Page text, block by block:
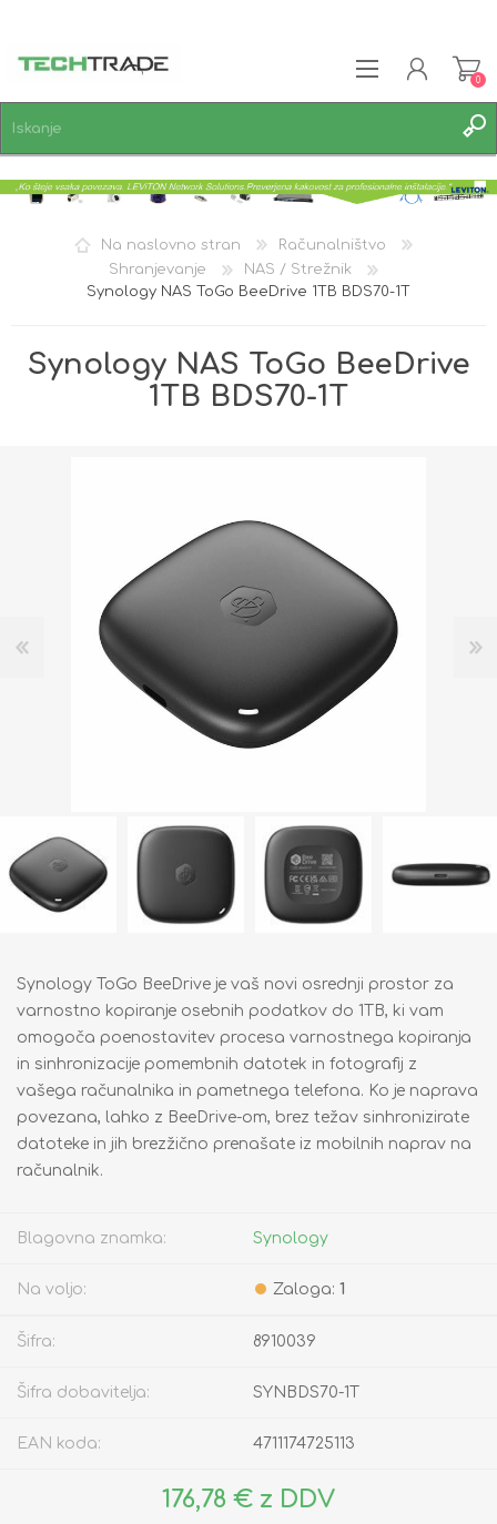
PRIJAVA
0
Na naslovno stran
Računalništvo
Shranjevanje
NAS / Strežnik
Synology NAS ToGo BeeDrive 1TB BDS70-1T
Synology NAS ToGo BeeDrive
1TB BDS70-1T
Synology ToGo BeeDrive je vaš novi osrednji prostor za
varnostno kopiranje osebnih podatkov do 1TB, ki vam
omogoča poenostavitev procesa varnostnega kopiranja
in sinhronizacije pomembnih datotek in fotografij z
vašega računalnika in pametnega telefona. Ko je naprava
povezana, lahko z BeeDrive-om, brez težav sinhronizirate
datoteke in jih brezžično prenašate iz mobilnih naprav na
računalnik.
Blagovna znamka: Synology
Na voljo: Zaloga: 1
Šifra: 8910039
Šifra dobavitelja: SYNBDS70-1T
EAN koda: 4711174725113
176,78 € z DDV